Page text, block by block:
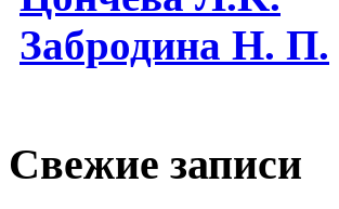
Забродина Н. П.
Свежие записи